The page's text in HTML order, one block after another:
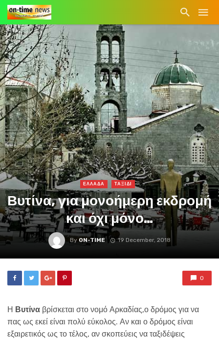
ΕΛΛΑΔΑ ΤΑΞΙΔΙ
Βυτίνα, για μονοήμερη εκδρομή
και όχι μόνο…
By ON-TIME 19 December, 2018
0
Η Βυτίνα βρίσκεται στο νομό Αρκαδίας,ο δρόμος για να
πας ως εκεί είναι πολύ εύκολος. Αν και ο δρόμος είναι
εξαιρετικός ως το τέλος, αν σκοπεύεις να ταξιδέψεις